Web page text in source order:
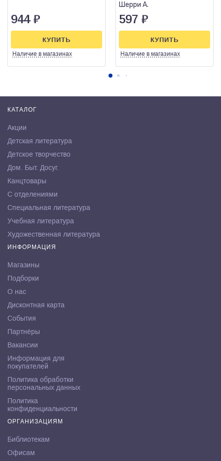
944 ₽
Наличие в магазинах
КУПИТЬ
Шерри А.
597 ₽
Наличие в магазинах
КУПИТЬ
КАТАЛОГ
Акции
Детская литература
Детское творчество
Дом. Быт. Досуг.
Канцтовары
С отделениями
Специальная литература
Учебная литература
Художественная литература
ИНФОРМАЦИЯ
Магазины
Подборки
О нас
Дисконтная карта
События
Партнёры
Вакансии
Информация для
покупателей
Политика обработки
персональных данных
Политика
конфиденциальности
ОРГАНИЗАЦИЯМ
Библиотекам
Офисам